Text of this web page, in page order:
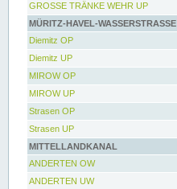
GROSSE TRÄNKE WEHR UP
MÜRITZ-HAVEL-WASSERSTRASSE
Diemitz OP
Diemitz UP
MIROW OP
MIROW UP
Strasen OP
Strasen UP
MITTELLANDKANAL
ANDERTEN OW
ANDERTEN UW